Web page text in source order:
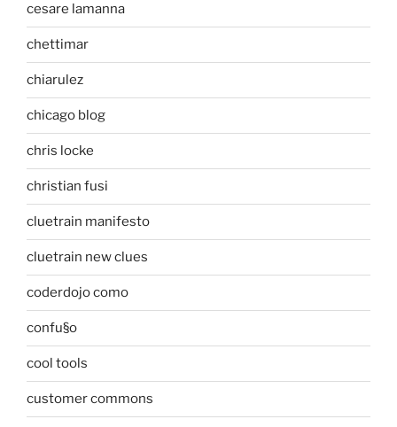
cesare lamanna
chettimar
chiarulez
chicago blog
chris locke
christian fusi
cluetrain manifesto
cluetrain new clues
coderdojo como
confu§o
cool tools
customer commons